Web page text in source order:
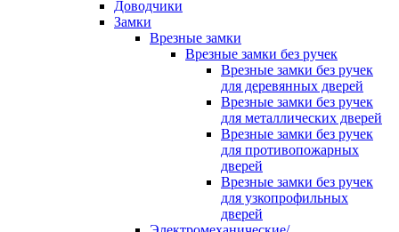
Доводчики
Замки
Врезные замки
Врезные замки без ручек
Врезные замки без ручек
для деревянных дверей
Врезные замки без ручек
для металлических дверей
Врезные замки без ручек
для противопожарных
дверей
Врезные замки без ручек
для узкопрофильных
дверей